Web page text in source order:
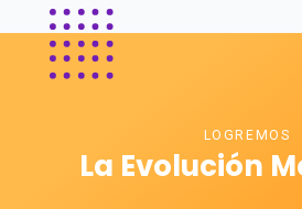
LOGREMOS
La Evolución